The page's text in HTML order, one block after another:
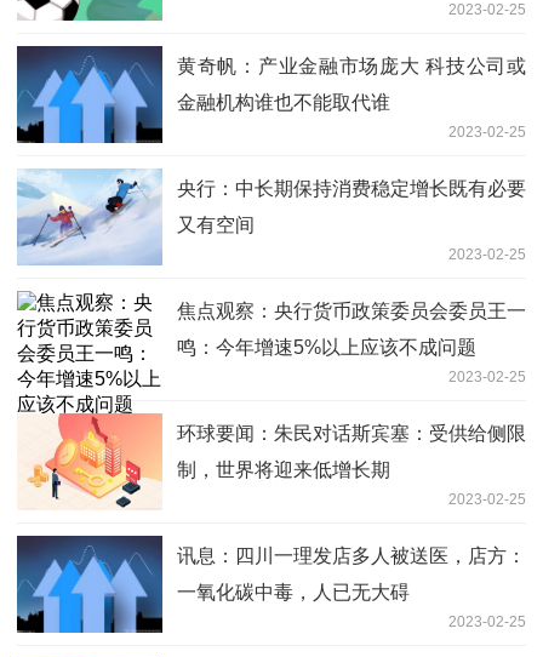
2023-02-25
黄奇帆：产业金融市场庞大 科技公司或
金融机构谁也不能取代谁
2023-02-25
央行：中长期保持消费稳定增长既有必要
又有空间
2023-02-25
焦点观察：央行货币政策委员会委员王一
鸣：今年增速5%以上应该不成问题
2023-02-25
环球要闻：朱民对话斯宾塞：受供给侧限
制，世界将迎来低增长期
2023-02-25
讯息：四川一理发店多人被送医，店方：
一氧化碳中毒，人已无大碍
2023-02-25